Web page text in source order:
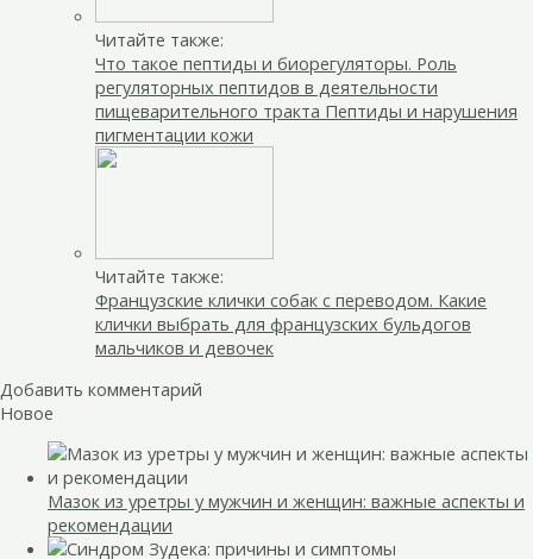
Читайте также:
Что такое пептиды и биорегуляторы. Роль
регуляторных пептидов в деятельности
пищеварительного тракта Пептиды и нарушения
пигментации кожи
Читайте также:
Французские клички собак с переводом. Какие
клички выбрать для французских бульдогов
мальчиков и девочек
Добавить комментарий
Новое
Мазок из уретры у мужчин и женщин: важные аспекты и
рекомендации